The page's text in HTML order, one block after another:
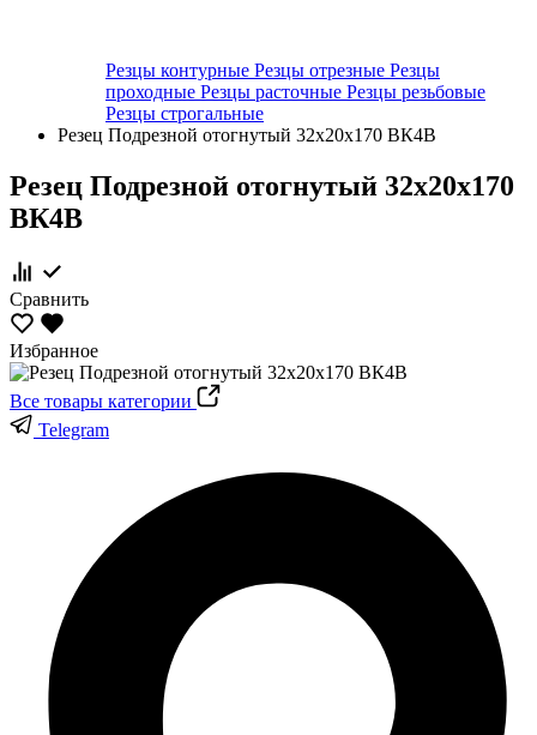
Резцы контурные Резцы отрезные Резцы
проходные Резцы расточные Резцы резьбовые
Резцы строгальные
Резец Подрезной отогнутый 32х20х170 ВК4В
Резец Подрезной отогнутый 32х20х170
ВК4В
Сравнить
Избранное
Все товары категории
Telegram